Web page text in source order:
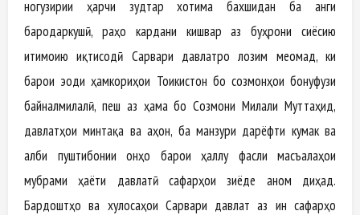
ногузирии ҳарчи зудтар хотима бахшидан ба ҷанги
бародаркушӣ, раҳо кардани кишвар аз буҳрони сиёсию
иҷтимоию иқтисодӣ Сарвари давлатро лозим меомад, ки
барои эҷоди ҳамкориҳои Тоҷикистон бо созмонҳои бонуфузи
байналмилалӣ, пеш аз ҳамa бо Созмони Милали Муттаҳид,
давлатҳои минтақа ва ҷаҳон, ба манзури дарёфти кумак ва
ҷалби пуштибонии онҳо барои ҳаллу фасли масъалаҳои
мубрами ҳаёти давлатӣ сафарҳои зиёде анҷом диҳад.
Бардоштҳо ва хулосаҳои Сарвари давлат аз ин сафарҳо